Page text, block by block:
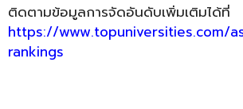
ติดตามข้อมูลการจัดอันดับเพิ่มเติมได้ที่
https://www.topuniversities.com/
rankings